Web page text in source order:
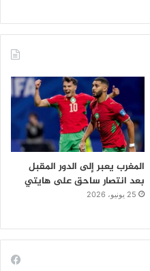
المغرب يعبر إلى الدور المقبل
بعد انتصار ساحق على هايتي
25 يونيو، 2026